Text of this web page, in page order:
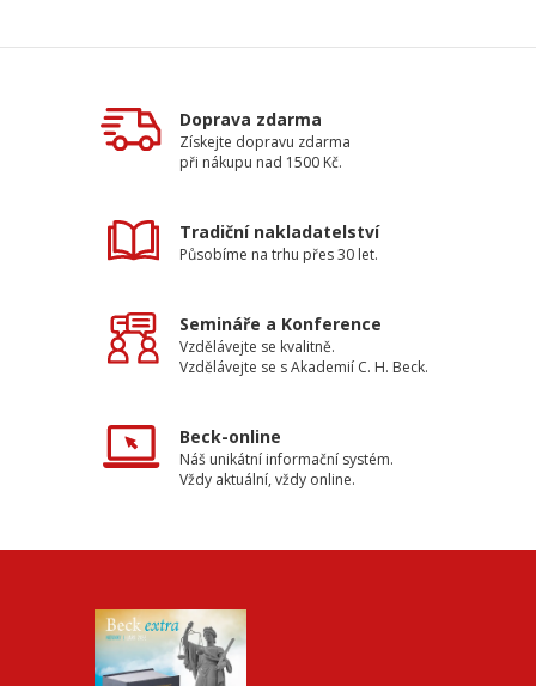
Doprava zdarma
Získejte dopravu zdarma
při nákupu nad 1500 Kč.
Tradiční nakladatelství
Působíme na trhu přes 30 let.
Semináře a Konference
Vzdělávejte se kvalitně.
Vzdělávejte se s Akademií C. H. Beck.
Beck-online
Náš unikátní informační systém.
Vždy aktuální, vždy online.